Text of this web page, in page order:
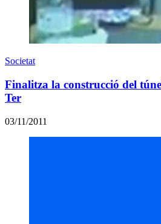
Societat
Finalitza la construcció del
Ter
03/11/2011